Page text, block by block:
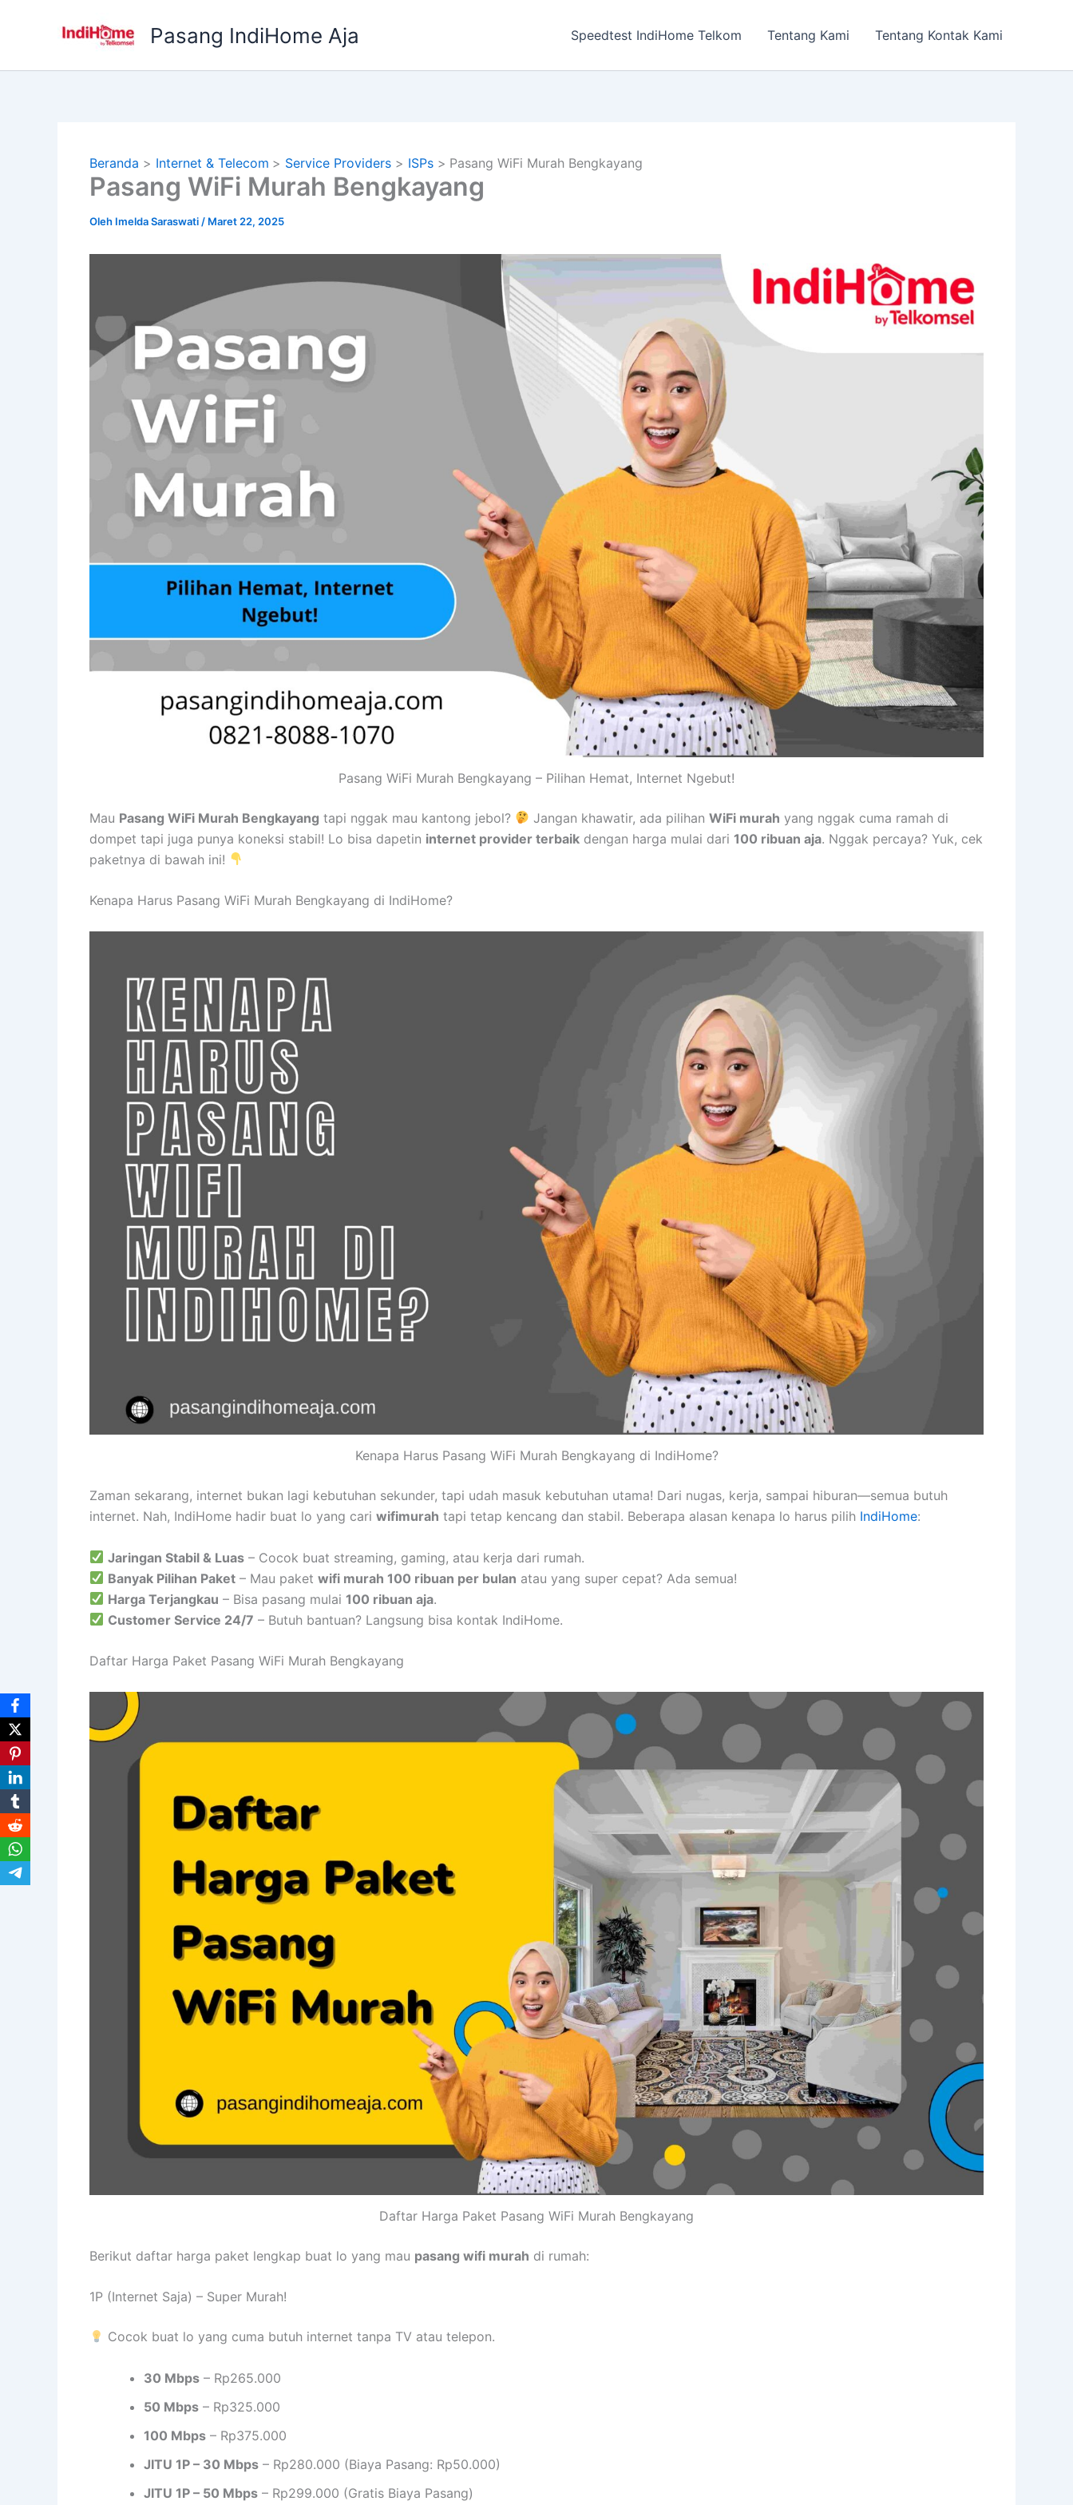
Pasang IndiHome Aja Speedtest IndiHome Telkom Tentang Kami Tentang Kontak Kami
Beranda Internet & Telecom Service Providers ISPs Pasang WiFi Murah Bengkayang
Pasang WiFi Murah Bengkayang
Oleh Imelda Saraswati / Maret 22, 2025
Pasang WiFi Murah Bengkayang – Pilihan Hemat, Internet Ngebut!
Mau Pasang WiFi Murah Bengkayang tapi nggak mau kantong jebol? Jangan khawatir, ada pilihanWiFi murah yang nggak cuma ramah di
dompet tapi juga punya koneksi stabil! Lo bisa dapetin internet provider terbaik dengan harga mulai dari 100 ribuan aja. Nggak percaya? Yuk, cek
paketnya di bawah ini!
Kenapa Harus Pasang WiFi Murah Bengkayang di IndiHome?
Kenapa Harus Pasang WiFi Murah Bengkayang di IndiHome?
Zaman sekarang, internet bukan lagi kebutuhan sekunder, tapi udah masuk kebutuhan utama! Dari nugas, kerja, sampai hiburan—semua butuh
internet. Nah, IndiHome hadir buat lo yang cari wifimurah tapi tetap kencang dan stabil. Beberapa alasan kenapa lo harus pilih IndiHome:
Jaringan Stabil & Luas – Cocok buat streaming, gaming, atau kerja dari rumah.
Banyak Pilihan Paket – Mau paketwifi murah 100 ribuan per bulan atau yang super cepat? Ada semua!
Harga Terjangkau – Bisa pasang mulai100 ribuan aja.
Customer Service 24/7 – Butuh bantuan? Langsung bisa kontak IndiHome.
Daftar Harga Paket Pasang WiFi Murah Bengkayang
Daftar Harga Paket Pasang WiFi Murah Bengkayang
Berikut daftar harga paket lengkap buat lo yang mau pasang wifi murah di rumah:
1P (Internet Saja) – Super Murah!
Cocok buat lo yang cuma butuh internet tanpa TV atau telepon.
30 Mbps – Rp265.000
50 Mbps – Rp325.000
100 Mbps – Rp375.000
JITU 1P – 30 Mbps – Rp280.000 (Biaya Pasang: Rp50.000)
JITU 1P – 50 Mbps – Rp299.000 (Gratis Biaya Pasang)